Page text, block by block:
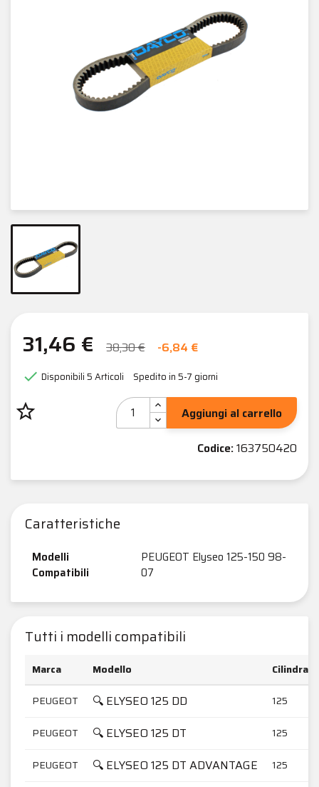
31,46 € 38,30 € -6,84 €
 Disponibili5 Articoli Spedito in 5-7 giorni
star_border
Aggiungi al carrello
Codice:163750420
Caratteristiche
Modelli
Compatibili
PEUGEOT Elyseo 125-150 98-
07
Tutti i modelli compatibili
Marca Modello
Cilindrata
PEUGEOT
🔍 ELYSEO 125 DD 125
PEUGEOT 🔍 ELYSEO 125 DT 125
PEUGEOT 🔍 ELYSEO 125 DT ADVANTAGE 125